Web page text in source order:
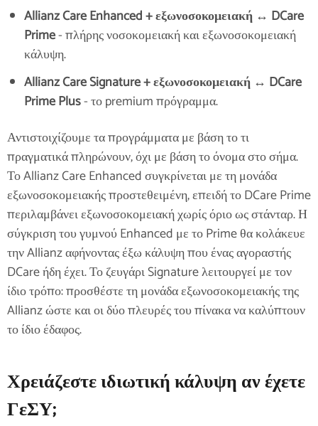
Allianz Care Enhanced + εξωνοσοκομειακή ↔ DCare
Prime- πλήρης νοσοκομειακή και εξωνοσοκομειακή
κάλυψη.
Allianz Care Signature + εξωνοσοκομειακή ↔ DCare
Prime Plus- το premium πρόγραμμα.
Αντιστοιχίζουμε τα προγράμματα με βάση το τι
πραγματικά πληρώνουν, όχι με βάση το όνομα στο σήμα.
Το Allianz Care Enhanced συγκρίνεται με τη μονάδα
εξωνοσοκομειακής προστεθειμένη, επειδή το DCare Prime
περιλαμβάνει εξωνοσοκομειακή χωρίς όριο ως στάνταρ. Η
σύγκριση του γυμνού Enhanced με το Prime θα κολάκευε
την Allianz αφήνοντας έξω κάλυψη που ένας αγοραστής
DCare ήδη έχει. Το ζευγάρι Signature λειτουργεί με τον
ίδιο τρόπο: προσθέστε τη μονάδα εξωνοσοκομειακής της
Allianz ώστε και οι δύο πλευρές του πίνακα να καλύπτουν
το ίδιο έδαφος.
Χρειάζεστε ιδιωτική κάλυψη αν έχετε
ΓεΣΥ;